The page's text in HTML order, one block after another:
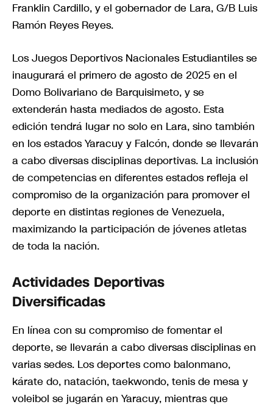
Franklin Cardillo, y el gobernador de Lara, G/B Luis
Ramón Reyes Reyes.
Los Juegos Deportivos Nacionales Estudiantiles se
inaugurará el primero de agosto de 2025 en el
Domo Bolivariano de Barquisimeto, y se
extenderán hasta mediados de agosto. Esta
edición tendrá lugar no solo en Lara, sino también
en los estados Yaracuy y Falcón, donde se llevarán
a cabo diversas disciplinas deportivas. La inclusión
de competencias en diferentes estados refleja el
compromiso de la organización para promover el
deporte en distintas regiones de Venezuela,
maximizando la participación de jóvenes atletas
de toda la nación.
Actividades Deportivas
Diversificadas
En línea con su compromiso de fomentar el
deporte, se llevarán a cabo diversas disciplinas en
varias sedes. Los deportes como balonmano,
kárate do, natación, taekwondo, tenis de mesa y
voleibol se jugarán en Yaracuy, mientras que